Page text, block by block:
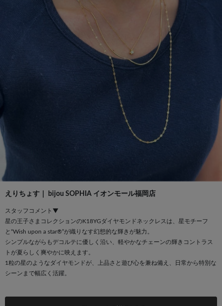
えりちょす｜ bijou SOPHIA イオンモール福岡店
スタッフコメント▼
星の王子さまコレクションのK18YGダイヤモンドネックレスは、星モチーフ
と“Wish upon a star®”が織りなす幻想的な輝きが魅力。
シンプルながらもデコルテに優しく沿い、軽やかなチェーンの輝きコントラス
トが夏らしく爽やかに映えます。
1粒の星のようなダイヤモンドが、上品さと遊び心を兼ね備え、日常から特別な
シーンまで幅広く活躍。